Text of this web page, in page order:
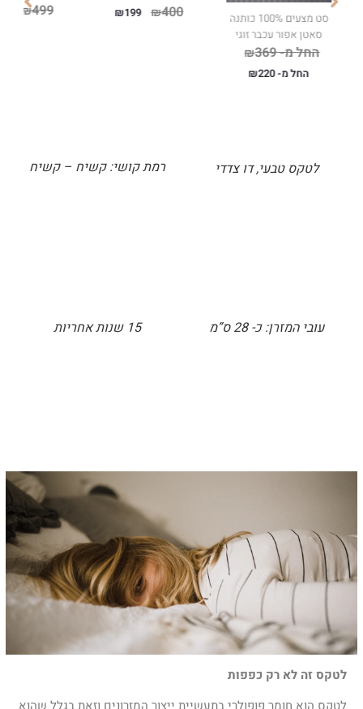
סט מצעים 100% כותנה
סאטן אפור עכבר זוגי
החל מ- ₪369
החל מ- ₪220
₪400
₪199
₪499
לטקס טבעי, דו צדדי רמת קושי: קשיח – קשיח
עובי המזרן: כ- 28 ס”מ 15 שנות אחריות
לטקס זה לא רק כפפות